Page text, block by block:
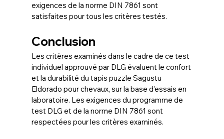
exigences de la norme DIN 7861 sont
satisfaites pour tous les critères testés.
Conclusion
Les critères examinés dans le cadre de ce test
individuel approuvé par DLG évaluent le confort
et la durabilité du tapis puzzle Sagustu
Eldorado pour chevaux, sur la base d'essais en
laboratoire. Les exigences du programme de
test DLG et de la norme DIN 7861 sont
respectées pour les critères examinés.